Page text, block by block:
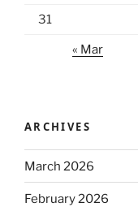
31
« Mar
ARCHIVES
March 2026
February 2026